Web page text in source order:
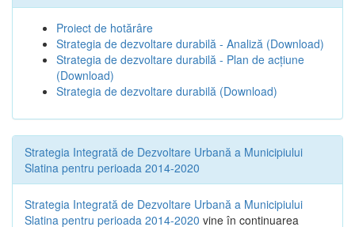
Proiect de hotărâre
Strategia de dezvoltare durabilă - Analiză (Download)
Strategia de dezvoltare durabilă - Plan de acțiune
(Download)
Strategia de dezvoltare durabilă (Download)
Strategia Integrată de Dezvoltare Urbană a Municipiului
Slatina pentru perioada 2014-2020
Strategia Integrată de Dezvoltare Urbană a Municipiului
Slatina pentru perioada 2014-2020 vine în continuarea